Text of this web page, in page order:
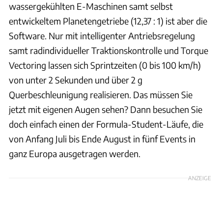
wassergekühlten E-Maschinen samt selbst
entwickeltem Planetengetriebe (12,37 : 1) ist aber die
Software. Nur mit intelligenter Antriebsregelung
samt radindividueller Traktionskontrolle und Torque
Vectoring lassen sich Sprintzeiten (0 bis 100 km/h)
von unter 2 Sekunden und über 2 g
Querbeschleunigung realisieren. Das müssen Sie
jetzt mit eigenen Augen sehen? Dann besuchen Sie
doch einfach einen der Formula-Student-Läufe, die
von Anfang Juli bis Ende August in fünf Events in
ganz Europa ausgetragen werden.
ANZEIGE